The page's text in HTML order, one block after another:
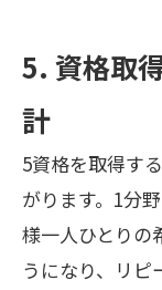
5. 資格取
計
5資格を取得す
がります。1分
様一人ひとりの
うになり、リピ